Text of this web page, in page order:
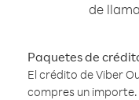
de
Paquetes de
El crédito de Viber
compres un